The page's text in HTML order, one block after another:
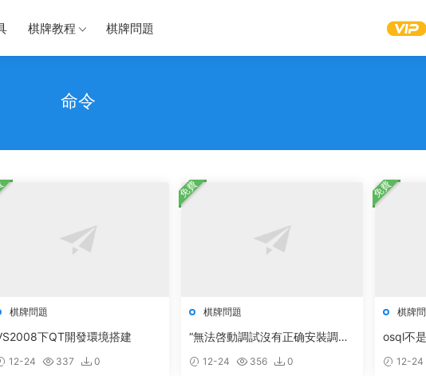
棋牌教程 棋牌問題
命令
棋牌問題
下QT開發環境搭建
12-24 337 0
棋牌問題
“無法啓動調試沒有正确安裝調試
試器”
12-24 356 0
免費
棋牌
osql不
12-24
免費